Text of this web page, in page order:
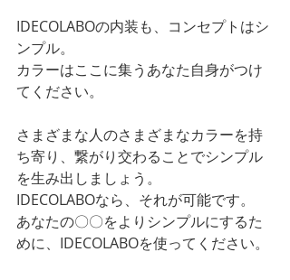
IDECOLABOの内装も、コンセプトはシ
ンプル。
カラーはここに集うあなた自身がつけ
てください。
さまざまな人のさまざまなカラーを持
ち寄り、繋がり交わることでシンプル
を生み出しましょう。
IDECOLABOなら、それが可能です。
あなたの〇〇をよりシンプルにするた
めに、IDECOLABOを使ってください。